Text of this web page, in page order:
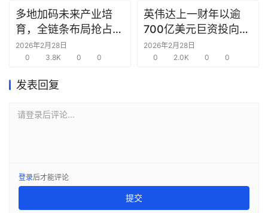
投
之
窗
机
合
多地加码未来产业培
育，全链条布局抢占新
赛道先机
2026年2月28日
0
3.8K 0 0
英伟达上一财年以逾
700亿美元巨资投向合
作方，竭力巩固AI芯片
需求
2026年2月28日
0
2.0K 0 0
发表回复
请登录后评论...
登录后才能评论
提交